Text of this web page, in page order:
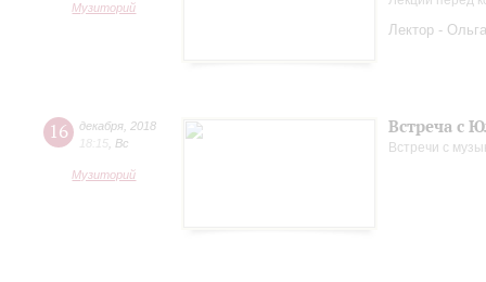
Музиторий
Лектор -
16 декабря 2018
18:15
Вс
Музиторий
Встреча с
Встречи с